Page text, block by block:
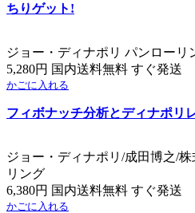
ちりゲット!
ジョー・ディナポリ パンローリ
5,280円 国内送料無料 すぐ発送
かごに入れる
フィボナッチ分析とディナポリ
ジョー・ディナポリ/成田博之/
リング
6,380円 国内送料無料 すぐ発送
かごに入れる